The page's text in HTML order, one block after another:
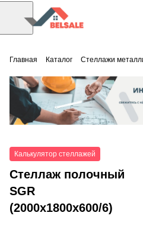
Главная Каталог Стеллажи
Калькулятор стеллажей
Стеллаж полочный
SGR
(2000x1800x600/6)